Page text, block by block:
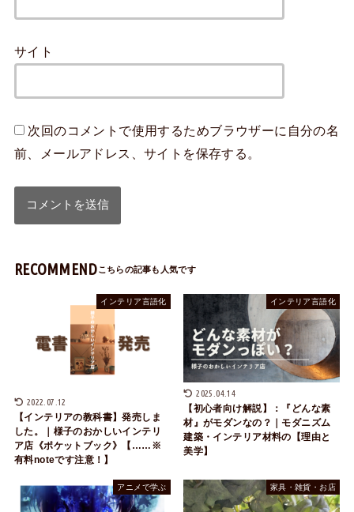
サイト
次回のコメントで使用するためブラウザーに自分の名
前、メールアドレス、サイトを保存する。
RECOMMEND
インテリア言語化
2022.07.12
【インテリアの教科書】発売しま
した。｜様子のおかしいインテリ
ア店《ポケットブック》【……※
有料noteです注意！】
インテリア言語化
2025.04.14
【初心者向け解説】：『どんな素
材』がモダンなの？｜モダニズム
建築・インテリア材料の【理由と
美学】
アニメで学ぶ 家具・雑貨・お店